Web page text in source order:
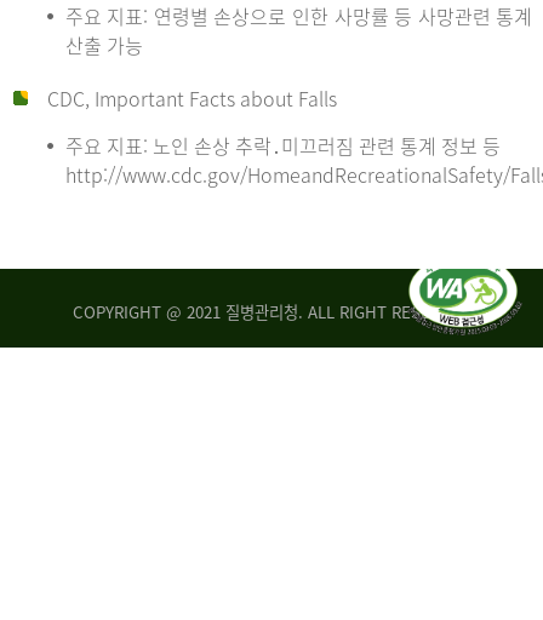
주요 지표: 연령별 손상으로 인한 사망률 등 사망관련 통계
산출 가능
CDC, Important Facts about Falls
주요 지표: 노인 손상 추락․미끄러짐 관련 통계 정보 등
http://www.cdc.gov/HomeandRecreationalSafety/
COPYRIGHT @ 2021 질병관리청. ALL RIGHT RESERVED